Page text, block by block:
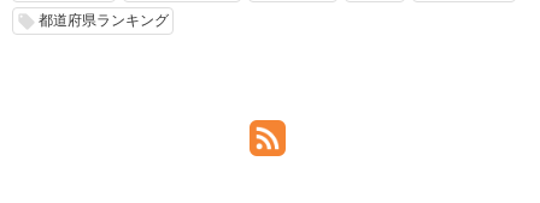
local_offer 都道府県ランキング